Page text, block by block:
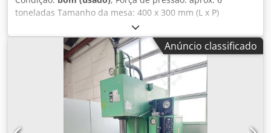
toneladas Tamanho da mesa: 400 x 300 mm (L x P)
Abertura na mesa: Ø 133mm Tamanho do tucho: Ø 70 mm
Projeção: 178 mm Altura de instalação: 240 mm (curso na
parte superior) Curso: 1...100 mm Peso: aprox. 480 kg
Cjdpevxvtxsfx Acnjrf Potência de acionamento: 2,2 kW
Variado • acionado hidraulicamente • Frequência de
braçadas continuamente ajustável • com tela protetora
para trabalhos de embutimento com ferramentas seguras
• com suporte de montagem ajustável em altura
(alimentação opcional)
Anúncio classificado